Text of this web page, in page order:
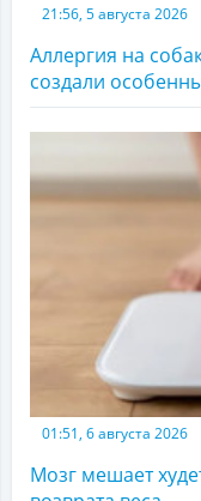
21:56, 5 августа 2026
Аллергия на
создали
01:51, 6 августа 2026
Мозг мешает